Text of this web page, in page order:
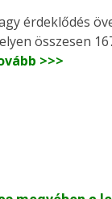
érdeklődés
összesen
>>>